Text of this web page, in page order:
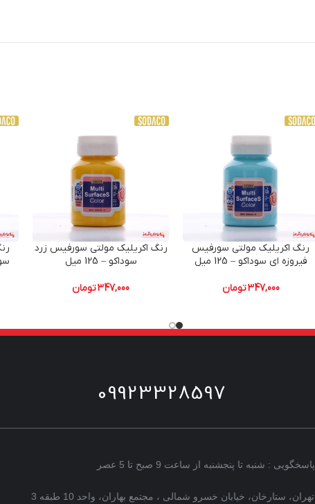
رنگ اکریلیک مولتی سورفیس
فیروزه ای سوداکو – 125 میل
347,000تومان
رنگ اکریلیک مولتی سورفیس زرد
سوداکو – 125 میل
347,000تومان
09923328597
پاسخگویی : شنبه تا پنجشنبه از ساعت 9 صبح تا 5 عصر
تهران، ستارخان، خیابان خسرو شمالی ، مجتمع بهاران، واحد 10 طبقه 3